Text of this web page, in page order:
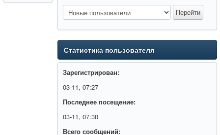
Статистика пользователя
Зарегистрирован:
03-11, 07:27
Последнее посещение:
03-11, 07:30
Всего сообщений: